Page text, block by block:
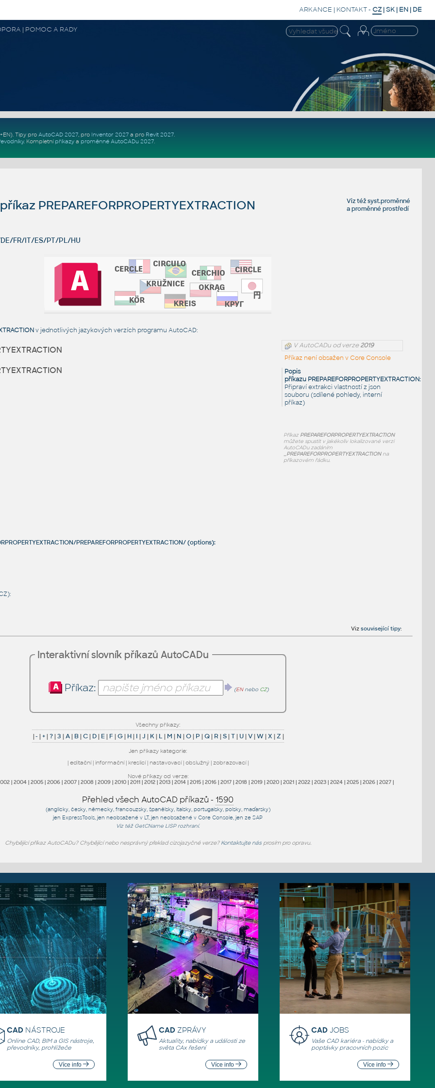
ARKANCE | KONTAKT- CZ |SK | EN | DE
| POMOC A RADY
. Tipy pro AutoCAD 2027, pro Inventor 2027a pro Revit 2027.
. Kompletní příkazya proměnné AutoCADu 2027.
Viz téžsyst.proměnné
aproměnné prostředí
PREPAREFORPROPERTYEXTRACTION
FR/IT/ES/PT/PL/HU
v jednotlivých jazykových verzích programu AutoCAD:
V AutoCADu od verze2019
Příkaz není obsažen v Core Console
Popis
příkazu PREPAREFORPROPERTYEXTRACTION:
Připraví extrakci vlastností z json
souboru (sdílené pohledy, interní
příkaz)
Příkaz PREPAREFORPROPERTYEXTRACTION
můžete spustit v jakékoliv lokalizované verzi
AutoCADu zadáním
_PREPAREFORPROPERTYEXTRACTIONna
příkazovém řádku.
PREPAREFORPROPERTYEXTRACTION/ (options):
Vizsouvisející tipy:
Interaktivní slovník příkazů AutoCADu
Příkaz: (ENnebo CZ)
Všechny příkazy:
|- |+|?|3 |A| B|C| D| E| F |G| H| I |J | K| L | M | N |O| P |Q| R |S|T| U|V|W|X |Z |
Jen příkazy kategorie:
| editační| informační| kreslicí| nastavovací| obslužný| zobrazovací|
Nové příkazy od verze:
| 2004| 2005| 2006| 2007| 2008 | 2009| 2010| 2011| 2012| 2013| 2014| 2015| 2016| 2017| 2018 | 2019| 2020| 2021| 2022| 2023| 2024| 2025| 2026| 2027|
Přehled všech AutoCAD příkazů - 1590
(anglicky, česky, německy, francouzsky, španělsky, italsky, portugalsky, polsky, maďarsky)
jen ExpressTools, jenneobsažené v LT, jenneobsažené v Core Console, jenze SAP
Viz též GetCName LISP rozhraní.
Chybějící příkaz AutoCADu? Chybějící nebo nesprávný překlad cizojazyčné verze? Kontaktujte násprosím pro opravu.
CAD NÁSTROJE
Online CAD, BIM a GIS nástroje,
převodníky, prohlížeče
Více info
CAD ZPRÁVY
Aktuality, nabídky a události ze
světa CAx řešení
Více info
CADJOBS
Vaše CAD kariéra - nabídky a
poptávky pracovních pozic
Více info